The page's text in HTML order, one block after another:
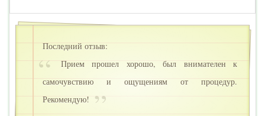
Последний отзыв:
Прием прошел хорошо, был внимателен к
самочувствию и ощущениям от процедур.
Рекомендую!